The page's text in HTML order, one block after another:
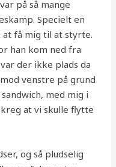
på så mange
Specielt en
få mig til at styrte.
han kom ned fra
der ikke plads da
venstre på grund
med mig i
at vi skulle flytte
og så pludselig